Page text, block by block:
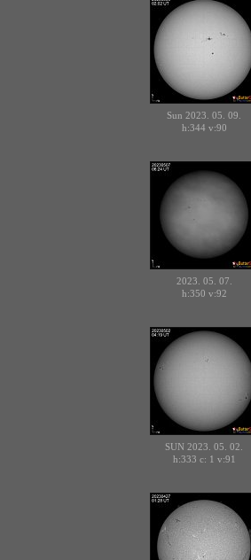
Sun 2023. 05. 09.
h:344 v:90
2023. 05. 07.
h:350 v:92
SUN 2023. 05. 02.
h:333 c: 1 v:91